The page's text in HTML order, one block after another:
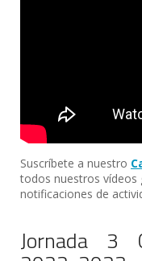
Suscríbete a nuestro
todos nuestros vídeos
notificaciones de
Jornada 3